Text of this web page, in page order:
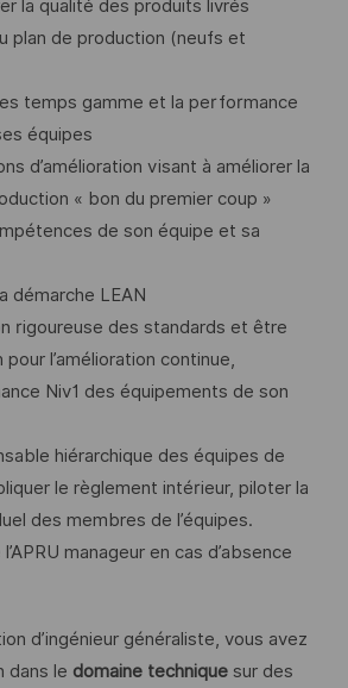
la qualité des produits livrés
plan de production (neufs et
temps gamme et la performance
équipes
d’amélioration visant à améliorer la
« bon du premier coup »
de son équipe et sa
LEAN
rigoureuse des standards et être
l’amélioration continue,
Niv1 des équipements de son
hiérarchique des équipes de
le règlement intérieur, piloter la
des membres de l’équipes.
manageur en cas d’absence
d’ingénieur généraliste, vous avez
dans le domaine techniquesur des